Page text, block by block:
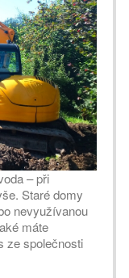
– při
Staré domy
nevyužívanou
máte
ze společnosti